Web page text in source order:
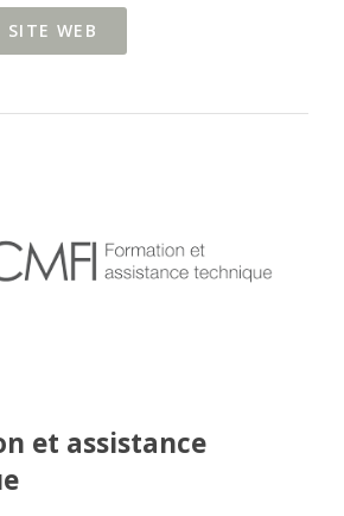
SITE WEB
et assistance